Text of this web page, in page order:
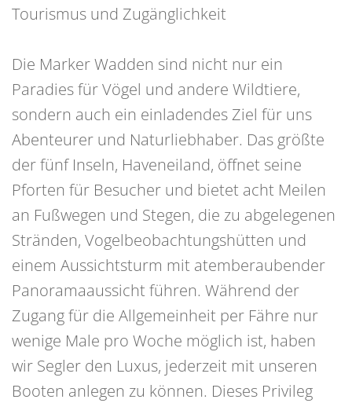
Tourismus und Zugänglichkeit
Die Marker Wadden sind nicht nur ein
Paradies für Vögel und andere Wildtiere,
sondern auch ein einladendes Ziel für uns
Abenteurer und Naturliebhaber. Das größte
der fünf Inseln, Haveneiland, öffnet seine
Pforten für Besucher und bietet acht Meilen
an Fußwegen und Stegen, die zu abgelegenen
Stränden, Vogelbeobachtungshütten und
einem Aussichtsturm mit atemberaubender
Panoramaaussicht führen. Während der
Zugang für die Allgemeinheit per Fähre nur
wenige Male pro Woche möglich ist, haben
wir Segler den Luxus, jederzeit mit unseren
Booten anlegen zu können. Dieses Privileg